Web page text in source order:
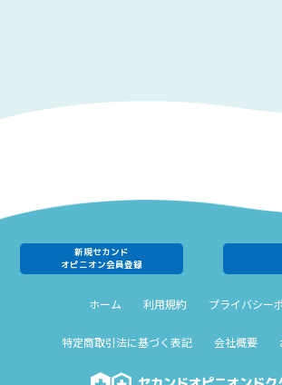
新規セカンド
オピニオン会員登録
ホーム 利用規約 プライバシー
特定商取引法に基づく表記 会社概要